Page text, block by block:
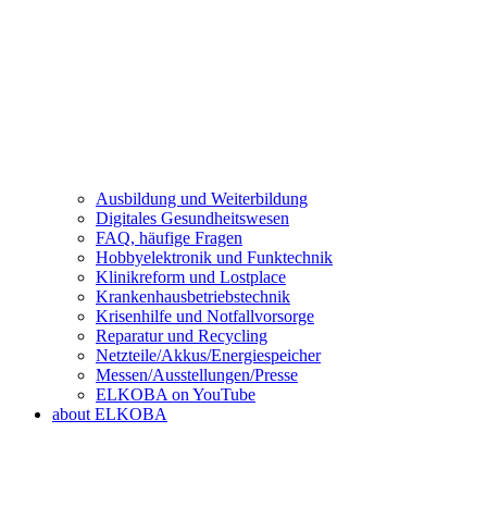
Ausbildung und Weiterbildung
Digitales Gesundheitswesen
FAQ, häufige Fragen
Hobbyelektronik und Funktechnik
Klinikreform und Lostplace
Krankenhausbetriebstechnik
Krisenhilfe und Notfallvorsorge
Reparatur und Recycling
Netzteile/Akkus/Energiespeicher
Messen/Ausstellungen/Presse
ELKOBA on YouTube
about ELKOBA